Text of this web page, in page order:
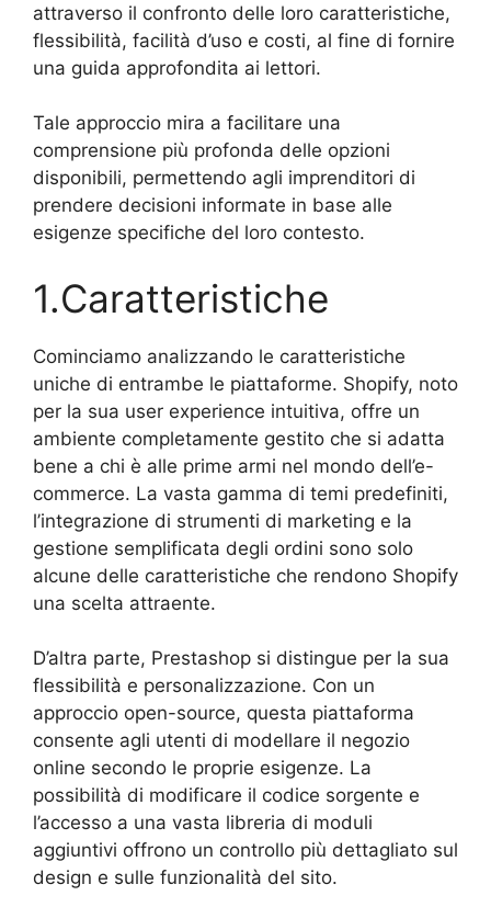
attraverso il confronto delle loro caratteristiche,
flessibilità, facilità d’uso e costi, al fine di fornire
una guida approfondita ai lettori.
Tale approccio mira a facilitare una
comprensione più profonda delle opzioni
disponibili, permettendo agli imprenditori di
prendere decisioni informate in base alle
esigenze specifiche del loro contesto.
1.Caratteristiche
Cominciamo analizzando le caratteristiche
uniche di entrambe le piattaforme. Shopify, noto
per la sua user experience intuitiva, offre un
ambiente completamente gestito che si adatta
bene a chi è alle prime armi nel mondo dell’e-
commerce. La vasta gamma di temi predefiniti,
l’integrazione di strumenti di marketing e la
gestione semplificata degli ordini sono solo
alcune delle caratteristiche che rendono Shopify
una scelta attraente.
D’altra parte, Prestashop si distingue per la sua
flessibilità e personalizzazione. Con un
approccio open-source, questa piattaforma
consente agli utenti di modellare il negozio
online secondo le proprie esigenze. La
possibilità di modificare il codice sorgente e
l’accesso a una vasta libreria di moduli
aggiuntivi offrono un controllo più dettagliato sul
design e sulle funzionalità del sito.